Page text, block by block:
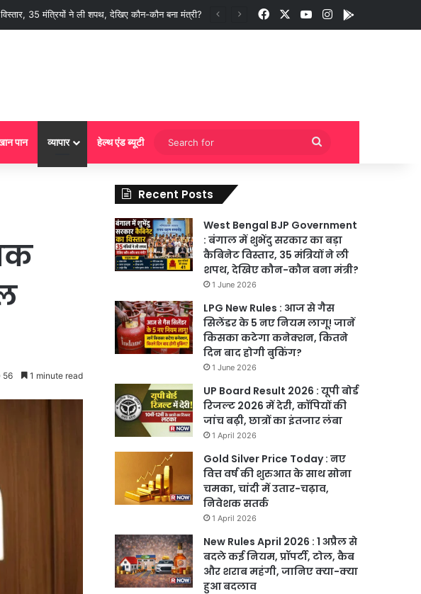
कितने दिन बाद होगी बुकिंग? FacebookYouTubeInstagram
पान व्यापार हेल्थ एंड ब्यूटी
Search
for
56 1 minute read
Recent Posts
West Bengal BJP Government
: बंगाल में शुभेंदु सरकार का बड़ा
कैबिनेट विस्तार, 35 मंत्रियों ने ली
शपथ, देखिए कौन-कौन बना मंत्री?
1 June 2026
LPG New Rules : आज से गैस
सिलेंडर के 5 नए नियम लागू! जानें
किसका कटेगा कनेक्शन, कितने
दिन बाद होगी बुकिंग?
1 June 2026
UP Board Result 2026 : यूपी बोर्ड
रिजल्ट 2026 में देरी, कॉपियों की
जांच बढ़ी, छात्रों का इंतजार लंबा
1 April 2026
Gold Silver Price Today : नए
वित्त वर्ष की शुरुआत के साथ सोना
चमका, चांदी में उतार-चढ़ाव,
निवेशक सतर्क
1 April 2026
New Rules April 2026 : 1 अप्रैल से
बदले कई नियम, प्रॉपर्टी, टोल, कैब
और शराब महंगी, जानिए क्या-क्या
हुआ बदलाव